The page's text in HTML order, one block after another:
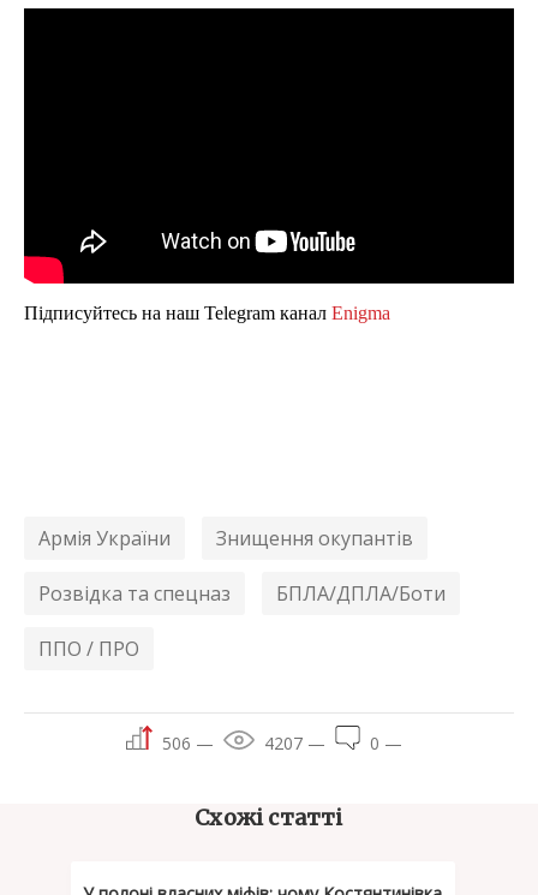
Підписуйтесь на наш Telegram канал Enigma
Армія України Знищення окупантів
Розвідка та спецназ БПЛА/ДПЛА/Боти
ППО / ПРО
506 — 4207 — 0 —
Схожі статті